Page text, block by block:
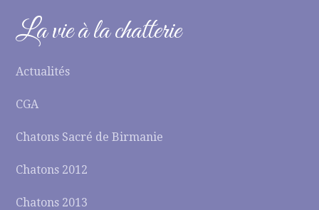
La vie à la chatterie
Actualités
CGA
Chatons Sacré de Birmanie
Chatons 2012
Chatons 2013